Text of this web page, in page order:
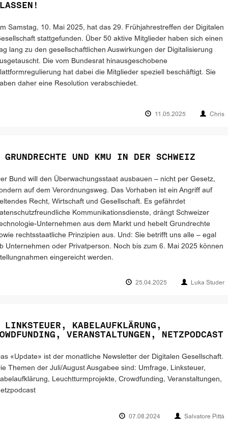
Samstag, 10. Mai 2025, hat das 29. Frühjahrestreffen der Digitalen
stattgefunden. Über 50 aktive Mitglieder haben sich einen
lang zu den gesellschaftlichen Auswirkungen der Digitalisierung
Die vom Bundesrat hinausgeschobene
hat dabei die Mitglieder speziell beschäftigt. Sie
daher eine Resolution verabschiedet.
11.05.2025 Chris
UND KMU IN DER SCHWEIZ
Bund will den Überwachungsstaat ausbauen – nicht per Gesetz,
auf dem Verordnungsweg. Das Vorhaben ist ein Angriff auf
Recht, Wirtschaft und Gesellschaft. Es gefährdet
Kommunikationsdienste, drängt Schweizer
Unternehmen aus dem Markt und hebelt Grundrechte
rechtsstaatliche Prinzipien aus. Und: Sie betrifft uns alle – egal
Unternehmen oder Privatperson. Noch bis zum 6. Mai 2025 können
eingereicht werden.
25.04.2025 Luka Studer
LINKSTEUER, KABELAUFKLÄRUNG,
VERANSTALTUNGEN, NETZPODCAST
«Update» ist der monatliche Newsletter der Digitalen Gesellschaft.
Themen der Juli/August Ausgabee sind: Umfrage, Linksteuer,
Leuchtturmprojekte, Crowdfunding, Veranstaltungen,
07.08.2024 Salvatore Pittà